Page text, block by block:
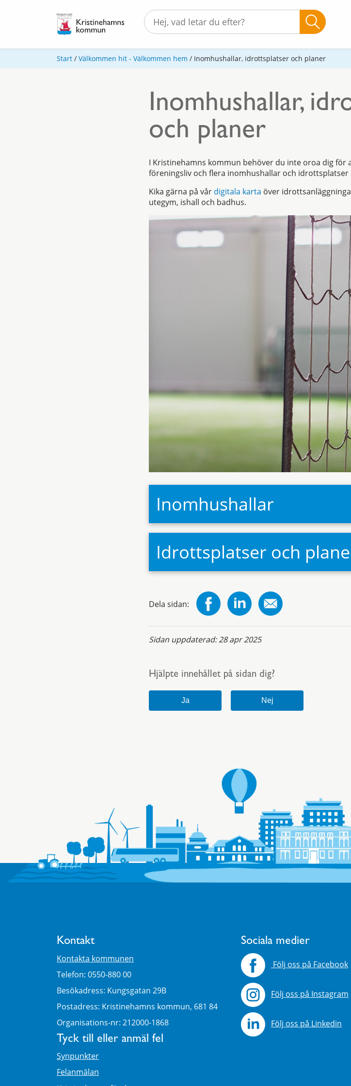
Start / Välkommen hit - Välkommen hem / Inomhushallar, idrottsplatser och planer
Inomhushallar,
och planer
I Kristinehamns kommun behöver du inte oroa dig
föreningsliv och flera inomhushallar och idrottsplatser
Kika gärna på vår digitala karta över
utegym, ishall och badhus.
Inomhushallar
Idrottsplatser och
Dela sidan:
Sidan uppdaterad:28 apr 2025
Hjälpte innehållet på sidan dig?
Kontakt
Kontakta kommunen
Telefon: 0550-880 00
Besökadress: Kungsgatan 29B
Postadress: Kristinehamns kommun, 681 84
Organisations-nr: 212000-1868
Tyck till eller anmäl fel
Synpunkter
Felanmälan
Sociala medier
Följ oss på Facebook
Följ oss på Instagram
Följ oss på Linkedin